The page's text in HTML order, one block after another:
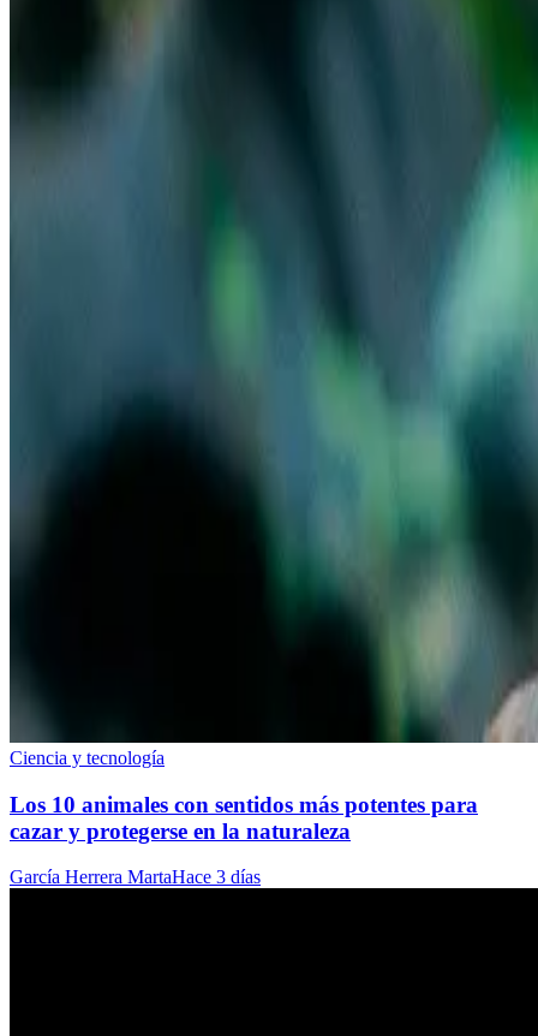
Ciencia y tecnología
Los 10 animales con sentidos más potentes para
cazar y protegerse en la naturaleza
García Herrera MartaHace 3 días